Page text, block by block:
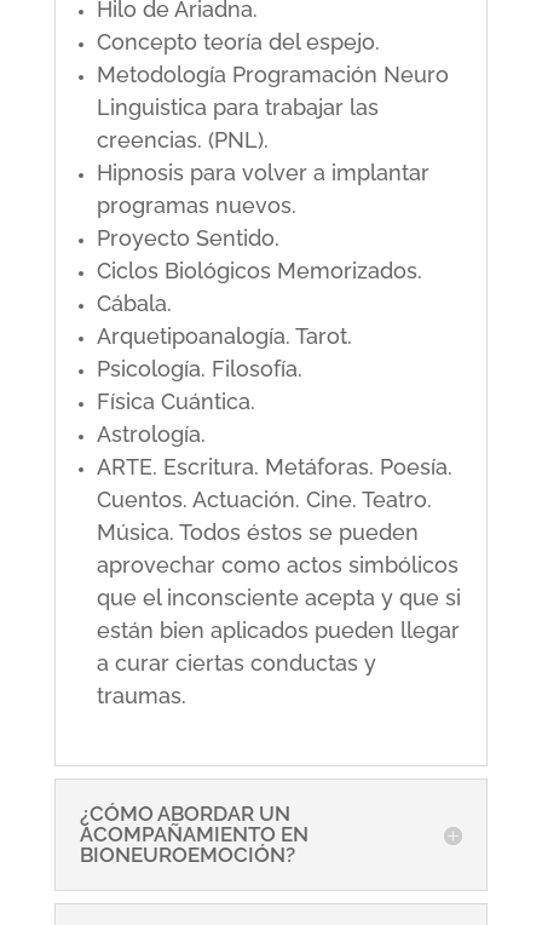
Hilo de Ariadna.
Concepto teoría del espejo.
Metodología Programación Neuro
Linguistica para trabajar las
creencias. (PNL).
Hipnosis para volver a implantar
programas nuevos.
Proyecto Sentido.
Ciclos Biológicos Memorizados.
Cábala.
Arquetipoanalogía. Tarot.
Psicología. Filosofía.
Física Cuántica.
Astrología.
ARTE. Escritura. Metáforas. Poesía.
Cuentos. Actuación. Cine. Teatro.
Música. Todos éstos se pueden
aprovechar como actos simbólicos
que el inconsciente acepta y que si
están bien aplicados pueden llegar
a curar ciertas conductas y
traumas.
¿CÓMO ABORDAR UN
ACOMPAÑAMIENTO EN
BIONEUROEMOCIÓN?